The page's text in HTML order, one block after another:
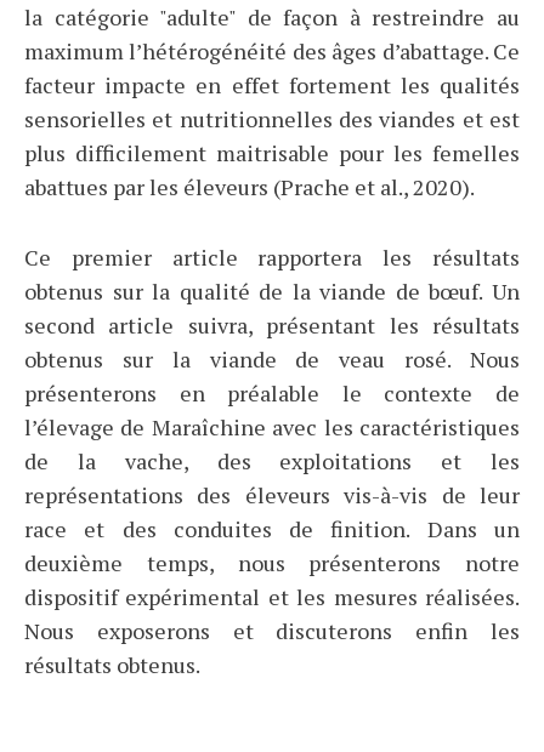
la catégorie "adulte" de façon à restreindre au
maximum l’hétérogénéité des âges d’abattage. Ce
facteur impacte en effet fortement les qualités
sensorielles et nutritionnelles des viandes et est
plus difficilement maitrisable pour les femelles
abattues par les éleveurs (Prache et al., 2020).
Ce premier article rapportera les résultats
obtenus sur la qualité de la viande de bœuf. Un
second article suivra, présentant les résultats
obtenus sur la viande de veau rosé. Nous
présenterons en préalable le contexte de
l’élevage de Maraîchine avec les caractéristiques
de la vache, des exploitations et les
représentations des éleveurs vis-à-vis de leur
race et des conduites de finition. Dans un
deuxième temps, nous présenterons notre
dispositif expérimental et les mesures réalisées.
Nous exposerons et discuterons enfin les
résultats obtenus.